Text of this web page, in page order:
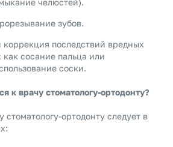
челюстей).
зубов.
последствий вредных
как сосание пальца или
соски.
к врачу стоматологу-ортодонту?
стоматологу-ортодонту следует в